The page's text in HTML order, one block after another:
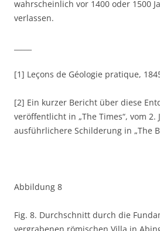
wahrscheinlich vor 1400 oder 1500
verlassen.
[1] Leçons de Géologie pratique,
[2] Ein kurzer Bericht über diese
veröffentlicht in „The Times“, vom 2.
ausführlichere Schilderung in „The
Abbildung 8
Fig. 8. Durchschnitt durch die